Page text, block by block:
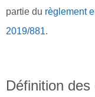
partie du règlement
2019/881.
Définition